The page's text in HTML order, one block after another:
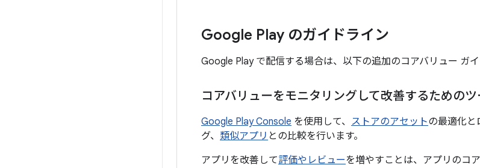
Google Play のガイドライン
Google Play で配信する場合は、以下の追加のコアバリュー ガ
コアバリューをモニタリングして改善するためのツ
Google Play Console を使用して、 ストアのアセットの最適化と
グ、 類似アプリ との比較を行います。
アプリを改善して評価やレビューを増やすことは、アプリのコ